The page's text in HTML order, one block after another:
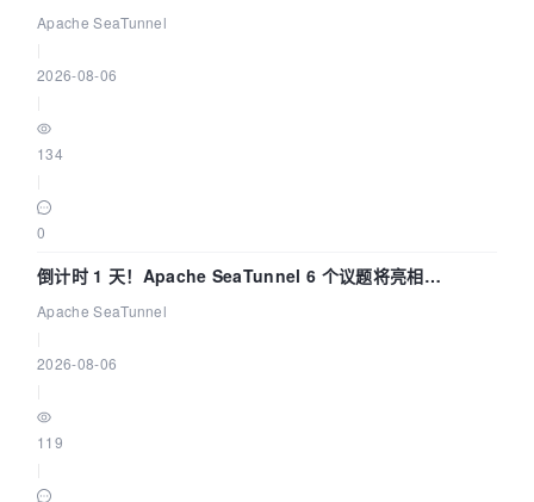
Apache SeaTunnel
2026-08-06
134
0
倒计时 1 天！Apache SeaTunnel 6 个议题将亮相
Community Over Code Asia 2026
Apache SeaTunnel
2026-08-06
119